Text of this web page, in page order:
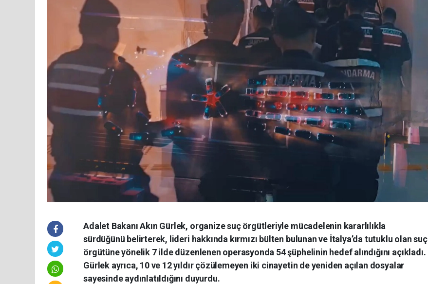
Adalet Bakanı Akın Gürlek, organize suç örgütleriyle mücadelenin kararlılıkla
sürdüğünü belirterek, lideri hakkında kırmızı bülten bulunan ve İtalya’da tutuklu olan suç
örgütüne yönelik 7 ilde düzenlenen operasyonda 54 şüphelinin hedef alındığını açıkladı.
Gürlek ayrıca, 10 ve 12 yıldır çözülemeyen iki cinayetin de yeniden açılan dosyalar
sayesinde aydınlatıldığını duyurdu.